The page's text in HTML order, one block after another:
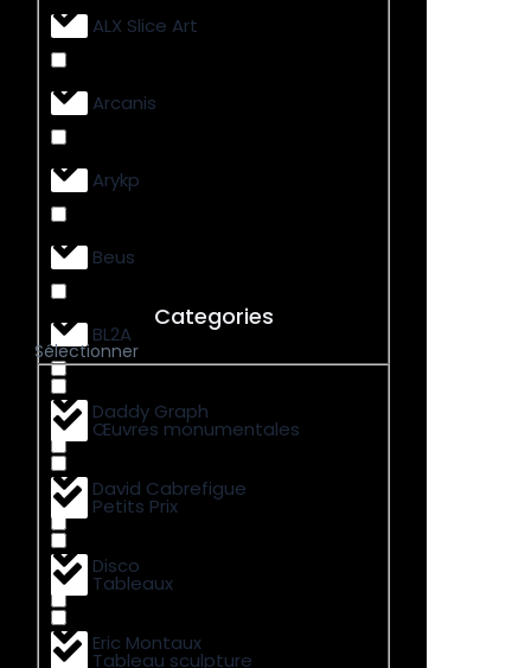
ALX Slice Art
Arcanis
Arykp
Beus
BL2A
Daddy Graph
David Cabrefigue
Disco
Eric Montaux
Categories
Sélectionner
Œuvres monumentales
Petits Prix
Tableaux
Tableau sculpture